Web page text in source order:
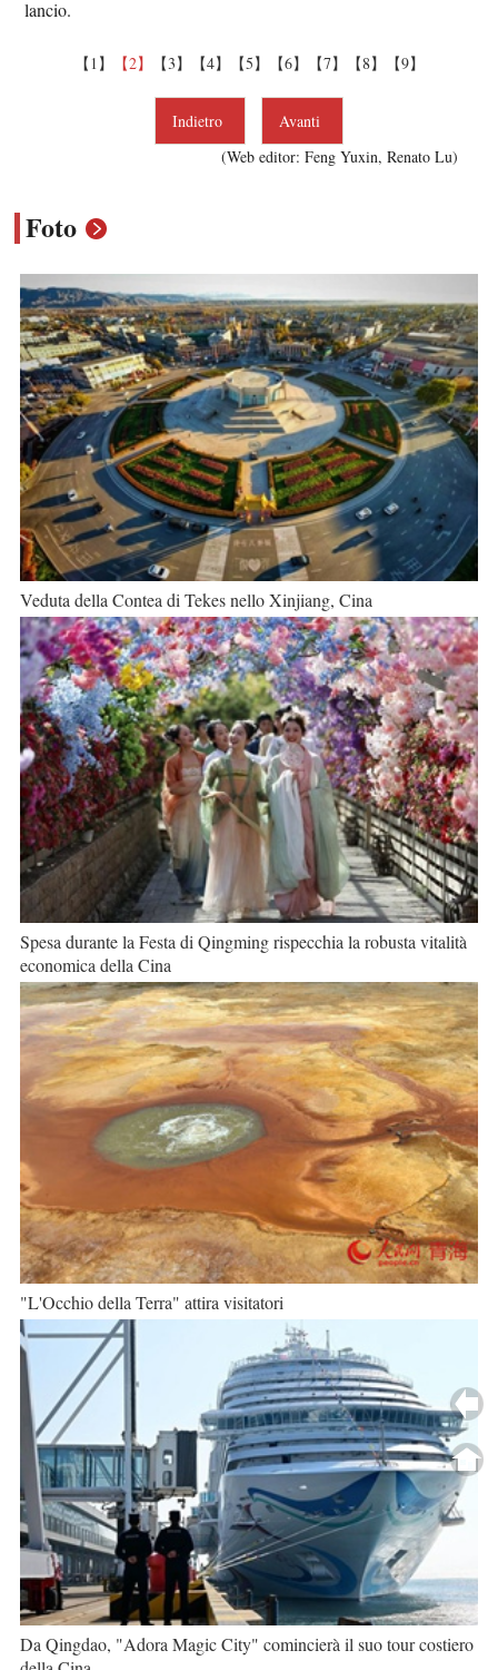
lancio.
【1】 【2】 【3】 【4】 【5】 【6】 【7】 【8】 【9】
Indietro
Avanti
(Web editor: Feng Yuxin, Renato Lu)
Foto
Veduta della Contea di Tekes nello Xinjiang, Cina
Spesa durante la Festa di Qingming rispecchia la robusta vitalità
economica della Cina
"L'Occhio della Terra" attira visitatori
Da Qingdao, "Adora Magic City" comincierà il suo tour costiero